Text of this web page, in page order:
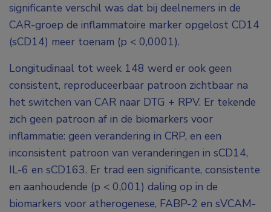
significante verschil was dat bij deelnemers in de
CAR-groep de inflammatoire marker opgelost CD14
(sCD14) meer toenam (p < 0,0001).
Longitudinaal tot week 148 werd er ook geen
consistent, reproduceerbaar patroon zichtbaar na
het switchen van CAR naar DTG + RPV. Er tekende
zich geen patroon af in de biomarkers voor
inflammatie: geen verandering in CRP, en een
inconsistent patroon van veranderingen in sCD14,
IL-6 en sCD163. Er trad een significante, consistente
en aanhoudende (p < 0,001) daling op in de
biomarkers voor atherogenese, FABP-2 en sVCAM-